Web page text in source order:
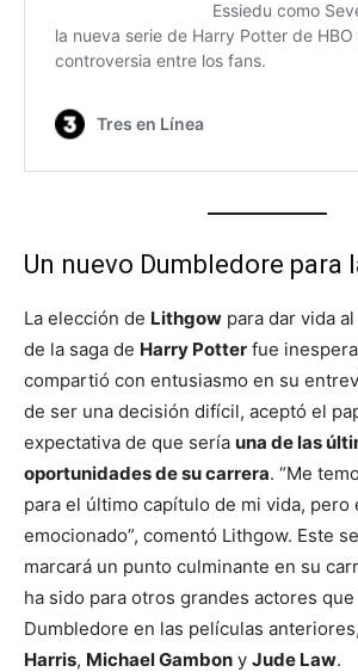
Un nuevo Dumbledore para
La elección de Lithgow para dar vida
de la saga de Harry Potter fue
compartió con entusiasmo en su
de ser una decisión difícil, aceptó el
expectativa de que sería una de las
oportunidades de su carrera. “Me
para el último capítulo de mi vida, pero
emocionado”, comentó Lithgow. Este
marcará un punto culminante en su
ha sido para otros grandes actores
Dumbledore en las películas
Harris, Michael Gambon y Jude Law.